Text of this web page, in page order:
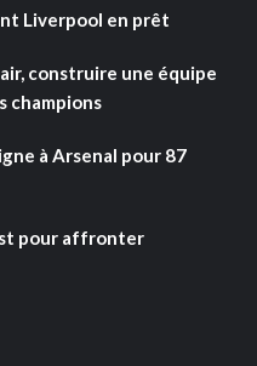
Liverpool en prêt
construire une équipe
champions
à Arsenal pour 87
pour affronter